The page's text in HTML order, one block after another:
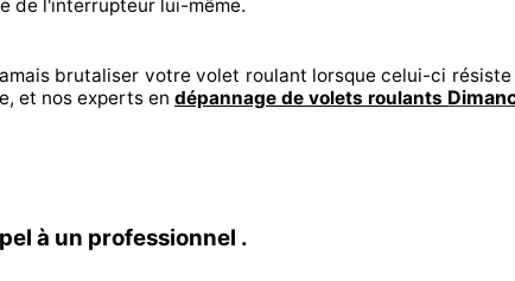
de l'interrupteur lui-même.
brutaliser votre volet roulant lorsque celui-ci
et nos experts en dépannage de volets roulants
à un professionnel .